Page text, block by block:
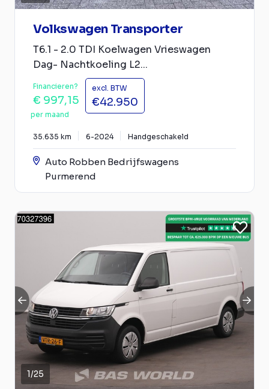
Volkswagen Transporter
T6.1 - 2.0 TDI Koelwagen Vrieswagen
Dag- Nachtkoeling L2...
Financieren?
€ 997,15
per maand
excl. BTW
€42.950
35.635 km 6-2024 Handgeschakeld
Auto Robben Bedrijfswagens
Purmerend
1/25